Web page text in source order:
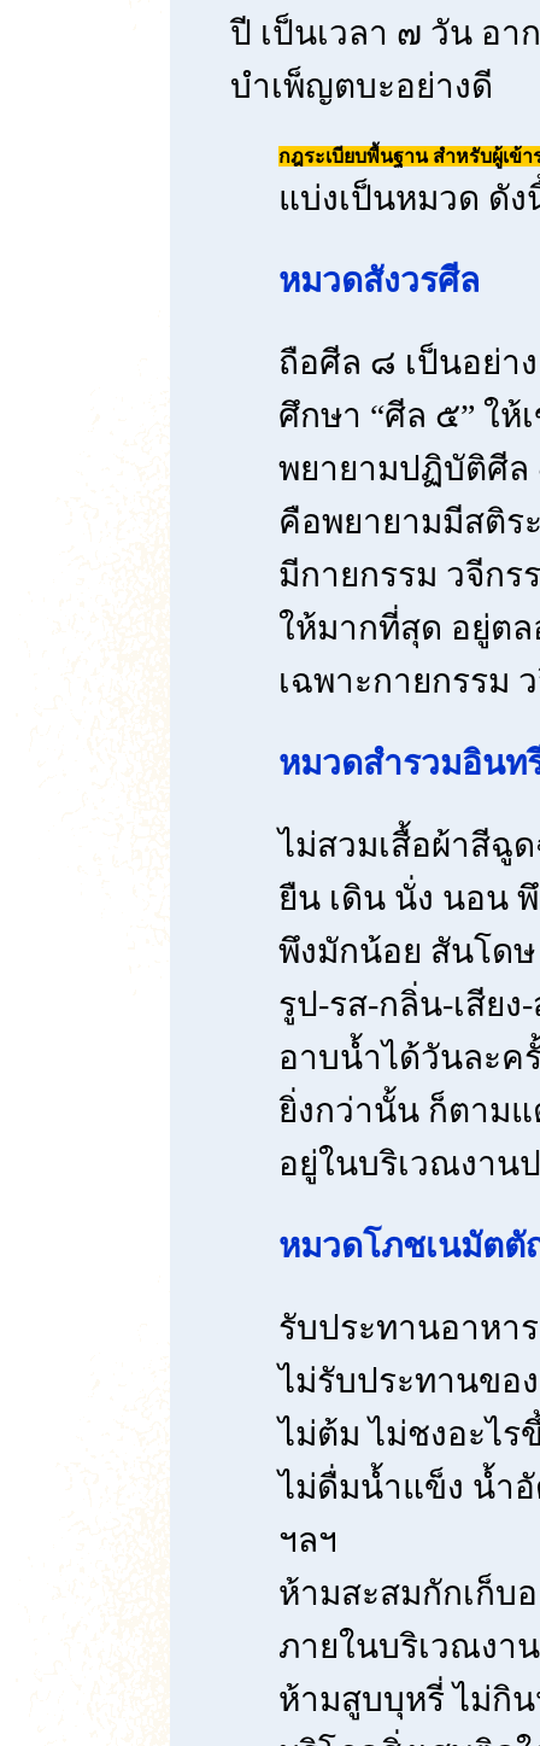
ปี เป็นเวลา ๗ วัน อา
บำเพ็ญตบะอย่างดี
กฎระเบียบพื้นฐาน สำหรับผู้เข้
แบ่งเป็นหมวด ดัง
หมวดสังวรศีล
ถือศีล ๘ เป็นอย่า
ศึกษา “ศีล ๕” ให้
พยายามปฏิบัติศีล
คือพยายามมีสติร
มีกายกรรม วจีกร
ให้มากที่สุด อยู่ตล
เฉพาะกายกรรม
หมวดสำรวมอินท
ไม่สวมเสื้อผ้าสีฉู
ยืน เดิน นั่ง นอน
พึงมักน้อย สันโดษ
รูป-รส-กลิ่น-เสียง
อาบน้ำได้วันละค
ยิ่งกว่านั้น ก็ตาม
อยู่ในบริเวณงาน
หมวดโภชเนมัต
รับประทานอาหา
ไม่รับประทานขอ
ไม่ต้ม ไม่ชงอะไ
ไม่ดื่มน้ำแข็ง น้ำ
ฯลฯ
ห้ามสะสมกักเก็บ
ภายในบริเวณงาน
ห้ามสูบบุหรี่ ไม่กิ